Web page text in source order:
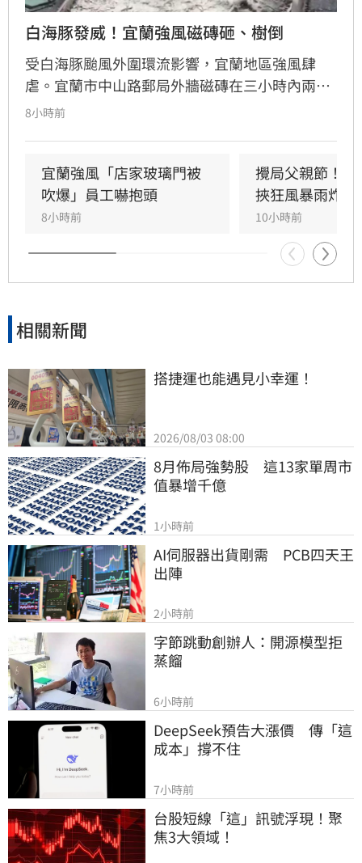
白海豚發威！宜蘭強風磁磚砸、樹倒
受白海豚颱風外圍環流影響，宜蘭地區強風肆
虐。宜蘭市中山路郵局外牆磁磚在三小時內兩度
剝落，武營街亦發生磁磚砸地險象，所幸無人傷
全面停駛。
8小時前
宜蘭強風「店家玻璃門被
吹爆」員工嚇抱頭
8小時前
攪局父親節！
挾狂風暴雨炸雙
10小時前
相關新聞
搭捷運也能遇見小幸運！
2026/08/03 08:00
8月佈局強勢股　這13家單周市
值暴增千億
1小時前
AI伺服器出貨剛需　PCB四天王
出陣
2小時前
字節跳動創辦人：開源模型拒
蒸餾
6小時前
DeepSeek預告大漲價　傳「這
成本」撐不住
7小時前
台股短線「這」訊號浮現！聚
焦3大領域！